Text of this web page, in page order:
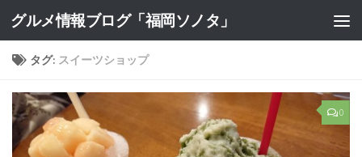
グルメ情報ブログ「福岡ソノタ」
タグ: スイーツショップ
0